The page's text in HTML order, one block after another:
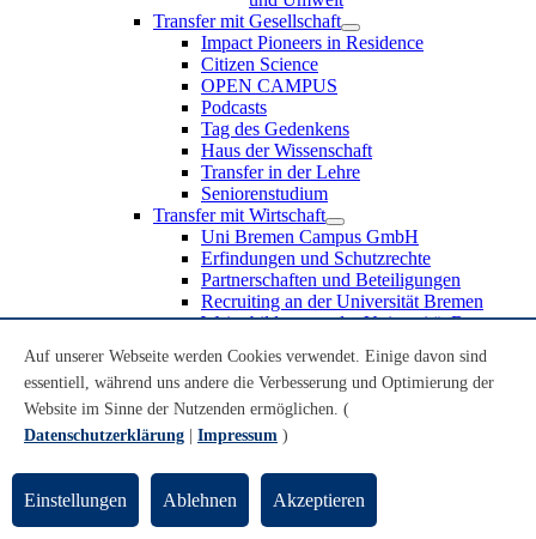
Transfer mit Gesellschaft
Impact Pioneers in Residence
Citizen Science
OPEN CAMPUS
Podcasts
Tag des Gedenkens
Haus der Wissenschaft
Transfer in der Lehre
Seniorenstudium
Transfer mit Wirtschaft
Uni Bremen Campus GmbH
Erfindungen und Schutzrechte
Partnerschaften und Beteiligungen
Recruiting an der Universität Bremen
Weiterbildung an der Universität Bremen
Schülerinnen und Schüler
MINT-Schnupperstudium
Schulklassen
Lehrkräfte
UniTransfer - Servicestelle für Transferaktivitäten
Transfermagazin der Universität Bremen
Auf unserer Webseite werden Cookies verwendet. Einige davon sind
essentiell, während uns andere die Verbesserung und Optimierung der
Website im Sinne der Nutzenden ermöglichen. (
Datenschutzerklärung
Impressum )
Einstellungen Ablehnen Akzeptieren